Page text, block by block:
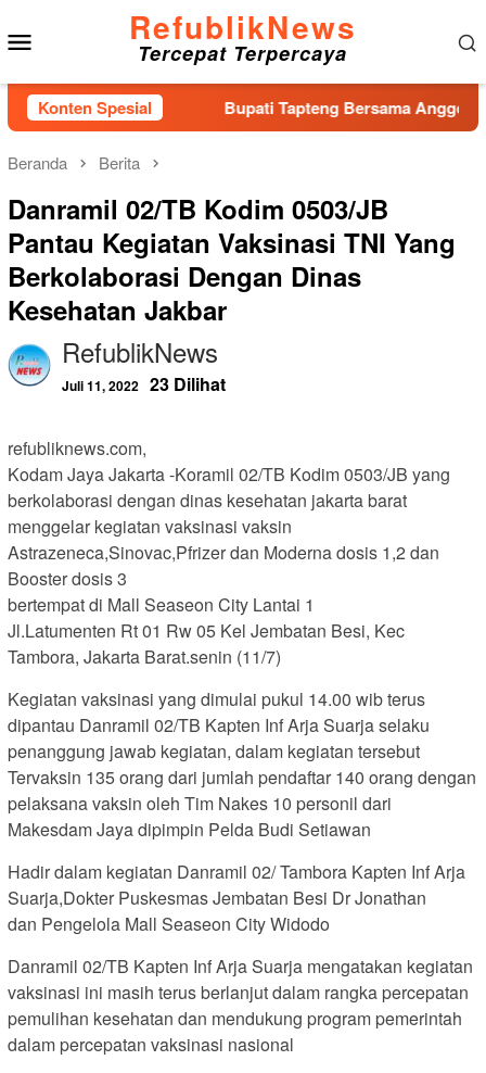
ke
konten
RefublikNews
Tercepat Terpercaya
Konten Spesial
40 PPAL Bupati Tapteng Bersama Anggota
Beranda Berita
Danramil 02/TB Kodim 0503/JB
Pantau Kegiatan Vaksinasi TNI Yang
Berkolaborasi Dengan Dinas
Kesehatan Jakbar
RefublikNews
Juli 11, 2022 23 Dilihat
refubliknews.com,
Kodam Jaya Jakarta -Koramil 02/TB Kodim 0503/JB yang
berkolaborasi dengan dinas kesehatan jakarta barat
menggelar kegiatan vaksinasi vaksin
Astrazeneca,Sinovac,Pfrizer dan Moderna dosis 1,2 dan
Booster dosis 3
bertempat di Mall Seaseon City Lantai 1
Jl.Latumenten Rt 01 Rw 05 Kel Jembatan Besi, Kec
Tambora, Jakarta Barat.senin (11/7)
Kegiatan vaksinasi yang dimulai pukul 14.00 wib terus
dipantau Danramil 02/TB Kapten Inf Arja Suarja selaku
penanggung jawab kegiatan, dalam kegiatan tersebut
Tervaksin 135 orang dari jumlah pendaftar 140 orang dengan
pelaksana vaksin oleh Tim Nakes 10 personil dari
Makesdam Jaya dipimpin Pelda Budi Setiawan
Hadir dalam kegiatan Danramil 02/ Tambora Kapten Inf Arja
Suarja,Dokter Puskesmas Jembatan Besi Dr Jonathan
dan Pengelola Mall Seaseon City Widodo
Danramil 02/TB Kapten Inf Arja Suarja mengatakan kegiatan
vaksinasi ini masih terus berlanjut dalam rangka percepatan
pemulihan kesehatan dan mendukung program pemerintah
dalam percepatan vaksinasi nasional